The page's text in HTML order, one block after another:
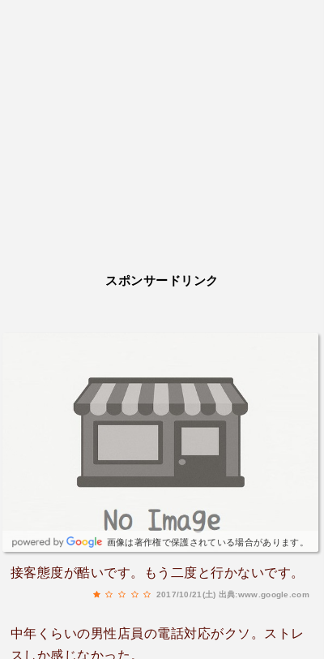
スポンサードリンク
画像は著作権で保護されている場合があります。
接客態度が酷いです。もう二度と行かないです。
2017/10/21(土) 出典:www.google.com
中年くらいの男性店員の電話対応がクソ。ストレ
スしか感じなかった。